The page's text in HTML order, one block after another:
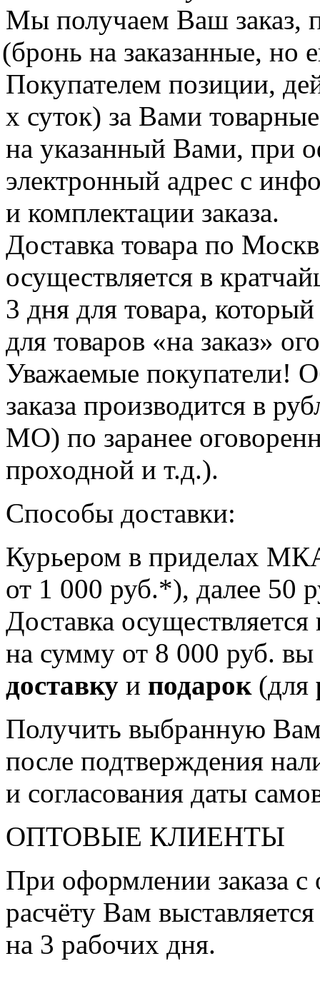
Мы получаем Ваш заказ,
(бронь на заказанные, но
Покупателем позиции,
х суток) за Вами
на указанный Вами, при
электронный адрес с
и комплектации заказа.
Доставка товара по
осуществляется в
3 дня для товара,
для товаров «на заказ»
Уважаемые покупатели!
заказа производится в
МО) по заранее
проходной и т.д.).
Cпособы доставки:
Курьером в приделах
от 1 000 руб.*), далее 50
Доставка
на сумму от 8 000 руб.
доставку и подарок (для
Получить выбранную
после подтверждения
и согласования даты
ОПТОВЫЕ КЛИЕНТЫ
При оформлении заказа с
расчёту Вам
на 3 рабочих дня.